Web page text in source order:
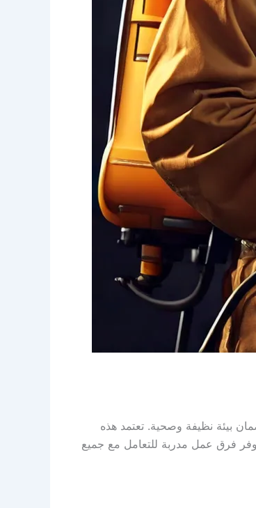
بيئة نظيفة وصحية. تعتمد هذه
فرق عمل مدربة للتعامل مع جميع